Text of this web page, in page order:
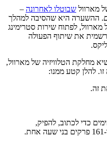
מארוול שבוטלו לאחרונה –
. ההשערה היא שהסיבה למהלך
לפתוח שירות סטרימינג
את שיתוף הפעולה
מחלקת הטלוויזיה של מארוול,
להלן קטע ממנו:
זה.
כדי לכתוב, להפיק,